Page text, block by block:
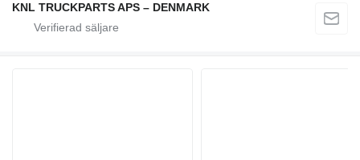
KNL TRUCKPARTS APS – DENMARK